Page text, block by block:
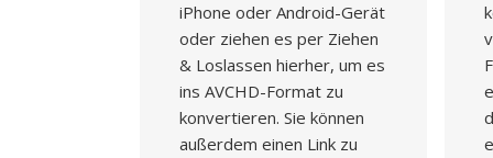
iPhone oder Android-Gerät
oder ziehen es per Ziehen
& Loslassen hierher, um es
ins AVCHD-Format zu
konvertieren. Sie können
außerdem einen Link zu